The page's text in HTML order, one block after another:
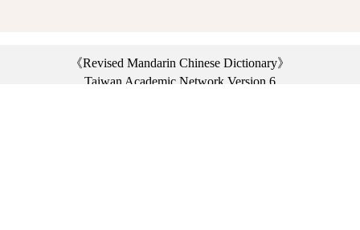
《Revised Mandarin Chinese Dictionary》
Taiwan Academic Network Version 6